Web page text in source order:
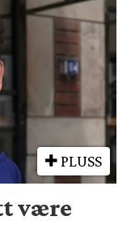
PLUSS
være